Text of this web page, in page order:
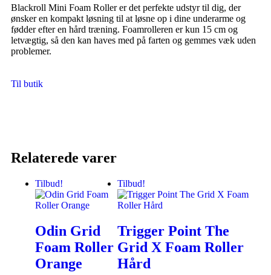
Blackroll Mini Foam Roller er det perfekte udstyr til dig, der
ønsker en kompakt løsning til at løsne op i dine underarme og
fødder efter en hård træning. Foamrolleren er kun 15 cm og
letvægtig, så den kan haves med på farten og gemmes væk uden
problemer.
Til butik
Relaterede varer
Tilbud!
Odin Grid
Foam Roller
Orange
Tilbud!
Trigger Point The
Grid X Foam Roller
Hård